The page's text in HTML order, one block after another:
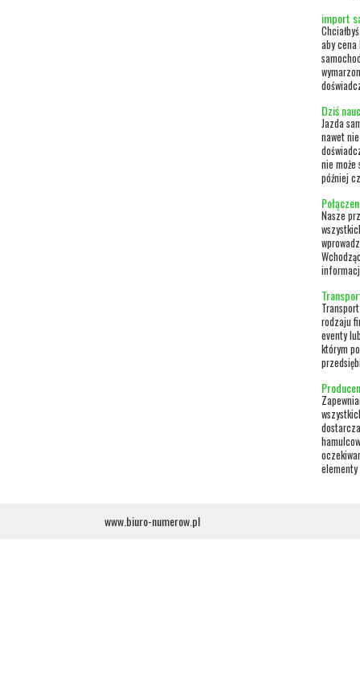
import
aby
Dziś
Jazda
nawet
nie może
później
Nasze
rodzaju
eventy
którym
www.biuro-numerow.pl